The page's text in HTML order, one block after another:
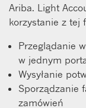
Ariba. Light
korzystanie z tej
Przeglądanie
w jednym
Wysyłanie
Sporządzanie
zamówień